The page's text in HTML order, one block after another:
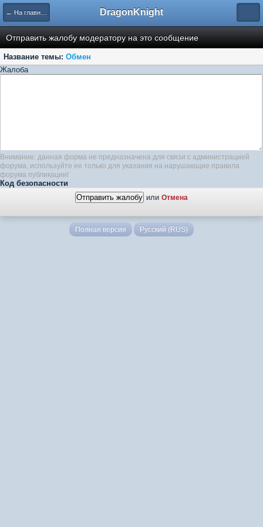
← На главную DragonKnight
Отправить жалобу модератору на это сообщение
Название темы: Обмен
Жалоба
Внимание: данная форма не предназначена для связи с администрацией
форума, используйте ее только для указания на нарушающие правила
форума публикации!
Код безопасности
или Отмена
Полная версия Русский (RUS)